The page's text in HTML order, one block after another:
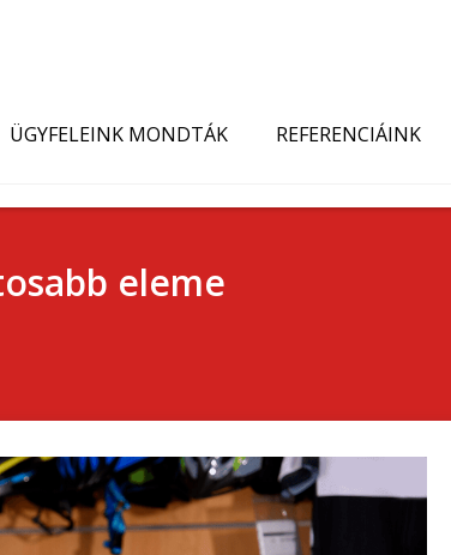
ÜGYFELEINK MONDTÁK REFERENCIÁINK
eleme